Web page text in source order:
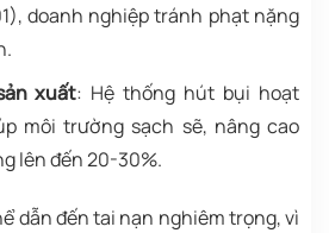
doanh nghiệp tránh phạt nặng
xuất: Hệ thống hút bụi hoạt
môi trường sạch sẽ, nâng cao
lên đến 20-30%.
dẫn đến tai nạn nghiêm trọng, vì